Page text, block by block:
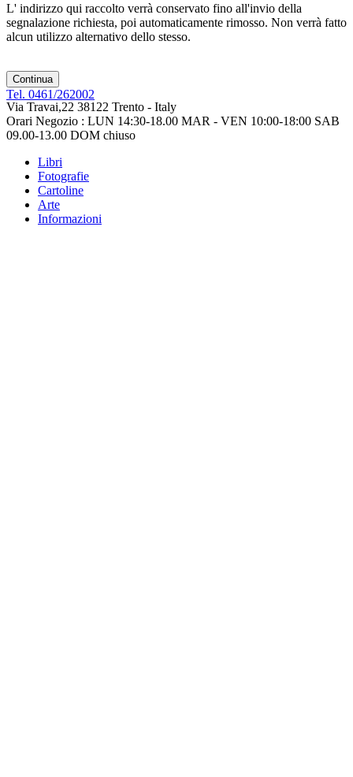
L' indirizzo qui raccolto verrà conservato fino all'invio della
segnalazione richiesta, poi automaticamente rimosso. Non verrà fatto
alcun utilizzo alternativo dello stesso.
Continua
Tel. 0461/262002
Via Travai,22 38122 Trento - Italy
Orari Negozio : LUN 14:30-18.00 MAR - VEN 10:00-18:00 SAB
09.00-13.00 DOM chiuso
Libri
Fotografie
Cartoline
Arte
Informazioni